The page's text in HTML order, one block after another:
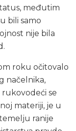
međutim
bili samo
nije bila
roku očitovalo
načelnika,
se
materiji, je u
ranije